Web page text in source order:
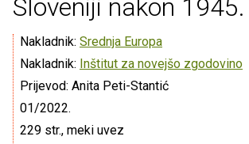
Sloveniji nakon
Nakladnik: Srednja Europa
Nakladnik: Inštitut za novejšo zgodovino
Prijevod: Anita Peti-Stantić
01/2022.
229 str., meki uvez